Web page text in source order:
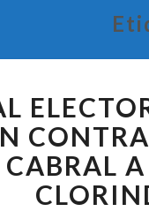
LA